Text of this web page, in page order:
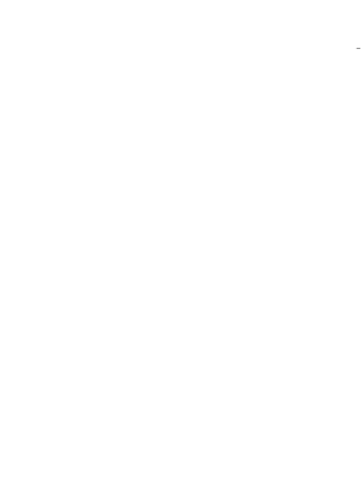
-